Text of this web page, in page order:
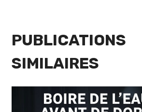
PUBLICATIONS
SIMILAIRES